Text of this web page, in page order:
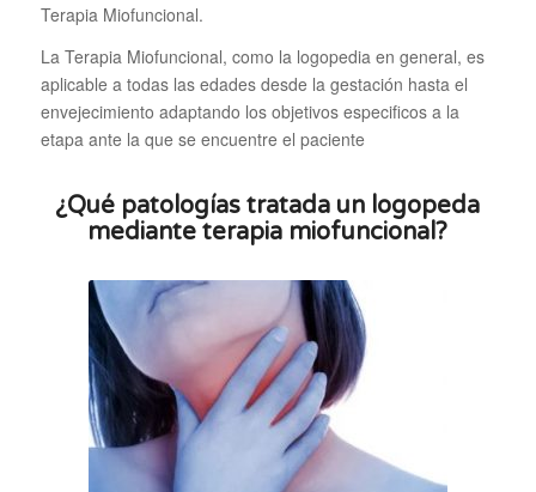
Terapia Miofuncional.
La Terapia Miofuncional, como la logopedia en general, es
aplicable a todas las edades desde la gestación hasta el
envejecimiento adaptando los objetivos especificos a la
etapa ante la que se encuentre el paciente
¿Qué patologías tratada un logopeda
mediante terapia miofuncional?